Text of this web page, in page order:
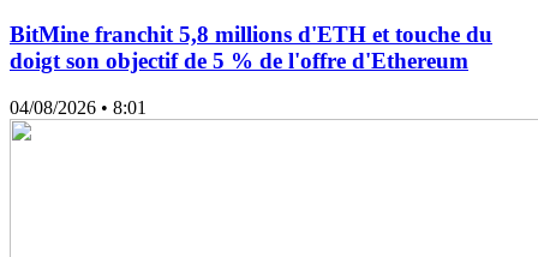
BitMine franchit 5,8 millions d'ETH et touche du
doigt son objectif de 5 % de l'offre d'Ethereum
04/08/2026 • 8:01